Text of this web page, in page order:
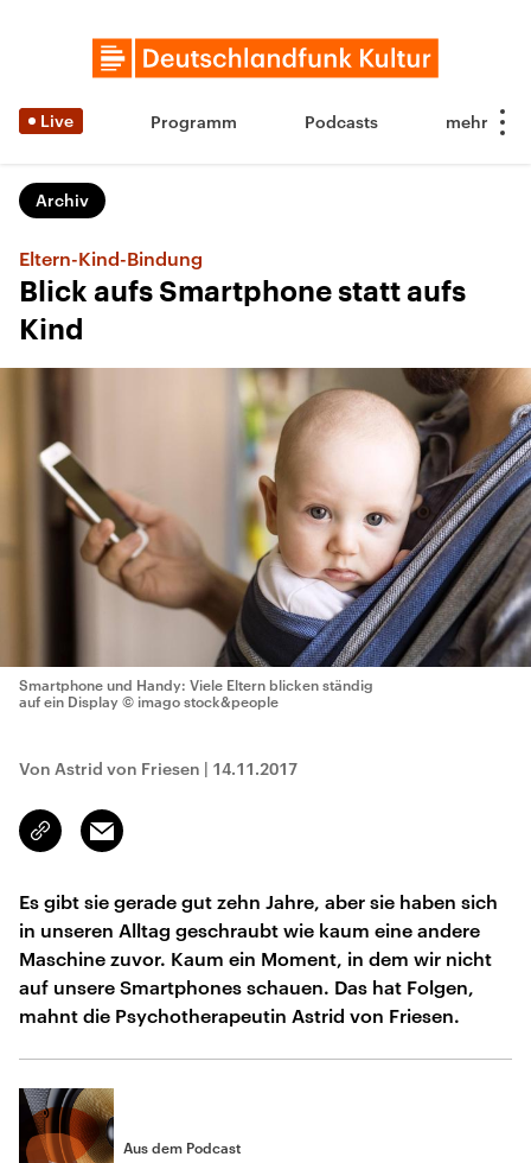
Live Programm Podcasts
Archiv
Eltern-Kind-Bindung
Blick aufs Smartphone statt aufs
Kind
Smartphone und Handy: Viele Eltern blicken ständig
auf ein Display © imago stock&people
Von Astrid von Friesen | 14.11.2017
Link
kopieren/teilen
Email
Es gibt sie gerade gut zehn Jahre, aber sie haben sich
in unseren Alltag geschraubt wie kaum eine andere
Maschine zuvor. Kaum ein Moment, in dem wir nicht
auf unsere Smartphones schauen. Das hat Folgen,
mahnt die Psychotherapeutin Astrid von Friesen.
Aus dem Podcast